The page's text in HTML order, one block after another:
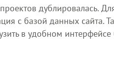
дублировалась.
с базой данных сайта.
в удобном интерфейсе